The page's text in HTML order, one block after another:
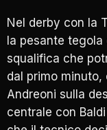
Nel derby con la
la pesante tegola
squalifica che
dal primo
Andreoni sulla
centrale con